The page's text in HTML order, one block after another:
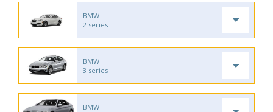
BMW
2 series
BMW
3 series
BMW